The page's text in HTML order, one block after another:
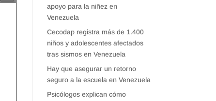
apoyo para la niñez en
Venezuela
Cecodap registra más de 1.400
niños y adolescentes afectados
tras sismos en Venezuela
Hay que asegurar un retorno
seguro a la escuela en Venezuela
Psicólogos explican cómo